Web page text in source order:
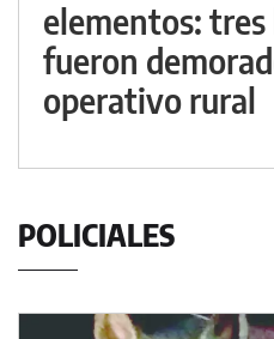
elementos:
fueron
operativo rural
POLICIALES